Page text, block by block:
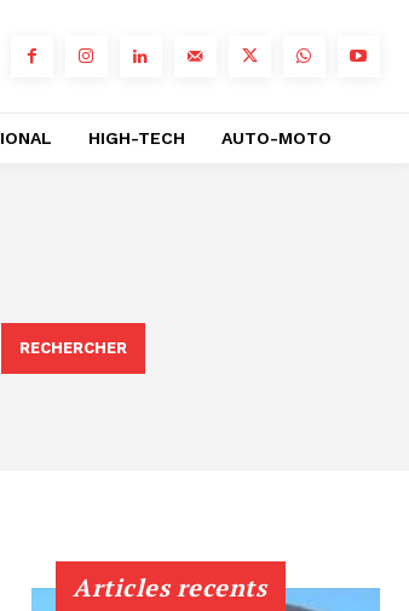
HIGH-TECH AUTO-MOTO
RECHERCHER
Articles recents